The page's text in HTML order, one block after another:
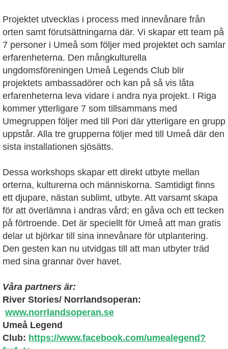
Projektet utvecklas i process med innevånare från
orten samt förutsättningarna där. Vi skapar ett team på
7 personer i Umeå som följer med projektet och samlar
erfarenheterna. Den mångkulturella
ungdomsföreningen Umeå Legends Club blir
projektets ambassadörer och kan på så vis låta
erfarenheterna leva vidare i andra nya projekt. I Riga
kommer ytterligare 7 som tillsammans med
Umegruppen följer med till Pori där ytterligare en grupp
uppstår. Alla tre grupperna följer med till Umeå där den
sista installationen sjösätts.
Dessa workshops skapar ett direkt utbyte mellan
orterna, kulturerna och människorna. Samtidigt finns
ett djupare, nästan sublimt, utbyte. Att varsamt skapa
för att överlämna i andras vård; en gåva och ett tecken
på förtroende. Det är speciellt för Umeå att man gratis
delar ut björkar till sina innevånare för utplantering.
Den gesten kan nu utvidgas till att man utbyter träd
med sina grannar över havet.
Våra partners är:
River Stories/ Norrlandsoperan:
www.norrlandsoperan.se
Umeå Legend
Club: https://www.facebook.com/umealegend?